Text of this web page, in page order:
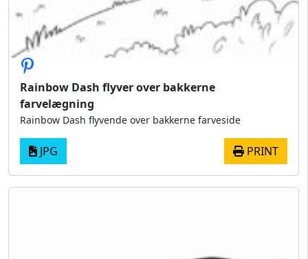
Rainbow Dash flyver over bakkerne
farvelægning
Rainbow Dash flyvende over bakkerne farveside
JPG PRINT